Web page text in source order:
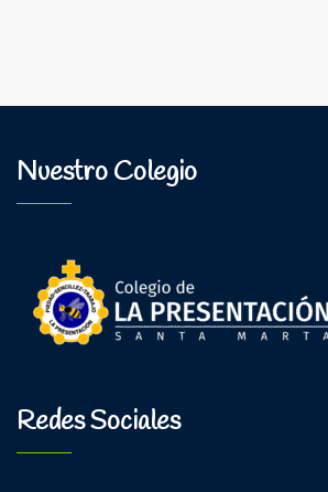
Nuestro Colegio
Redes Sociales